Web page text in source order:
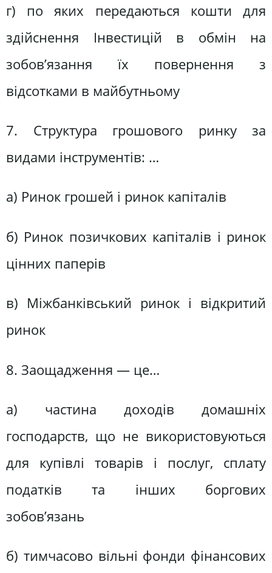
г) по яких передаються кошти для
здійснення Інвестицій в обмін на
зобов’язання їх повернення з
відсотками в майбутньому
7. Структура грошового ринку за
видами інструментів: …
а) Ринок грошей і ринок капіталів
б) Ринок позичкових капіталів і ринок
цінних паперів
в) Міжбанківський ринок і відкритий
ринок
8. Заощадження — це…
а) частина доходів домашніх
господарств, що не використовуються
для купівлі товарів і послуг, сплату
податків та інших боргових
зобов’язань
б) тимчасово вільні фонди фінансових